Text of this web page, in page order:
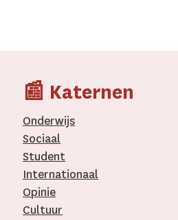
📰 Katernen
Onderwijs
Sociaal
Student
Internationaal­
Opinie
Cultuur